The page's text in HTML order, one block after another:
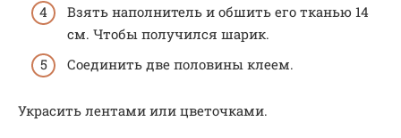
Взять наполнитель и обшить его тканью 14
см. Чтобы получился шарик.
Соединить две половины клеем.
Украсить лентами или цветочками.